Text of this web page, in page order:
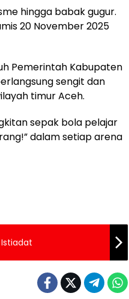
hingga babak gugur.
20 November 2025
Pemerintah Kabupaten
sengit dan
timur Aceh.
sepak bola pelajar
dalam setiap arena
Istiadat